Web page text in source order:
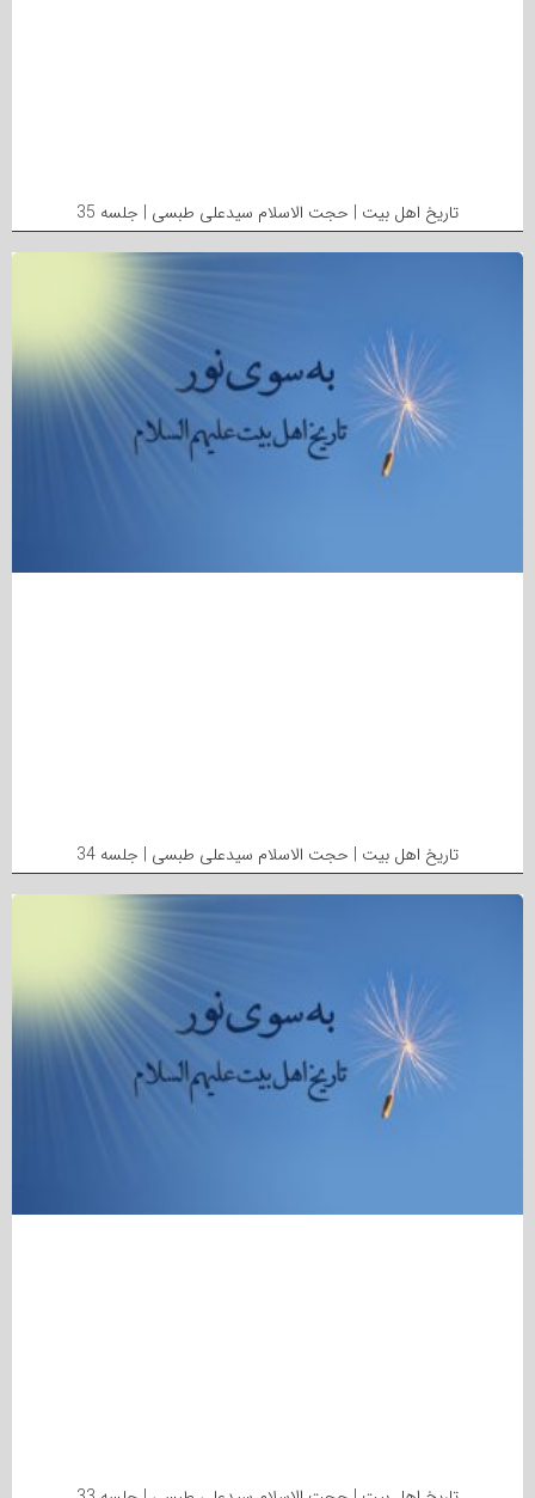
تاریخ اهل بیت | حجت الاسلام سیدعلی طبسی | جلسه 35
تاریخ اهل بیت | حجت الاسلام سیدعلی طبسی | جلسه 34